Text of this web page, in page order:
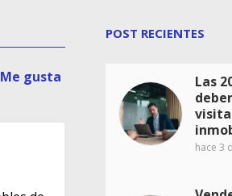
Me gusta
POST RECIENTES
Las
hace 3